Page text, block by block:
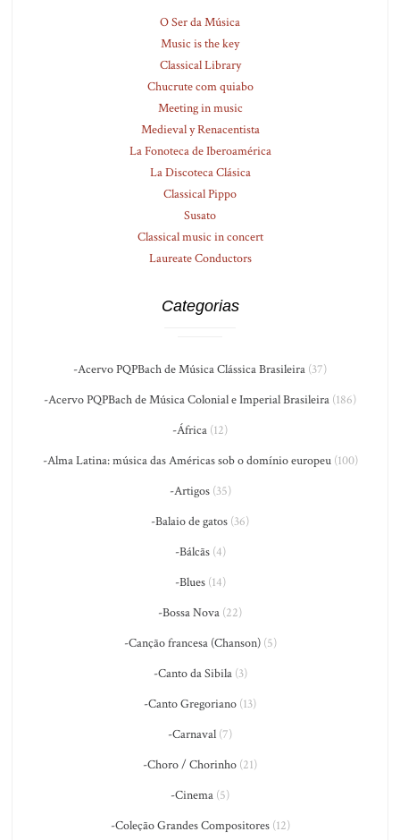
O Ser da Música
Music is the key
Classical Library
Chucrute com quiabo
Meeting in music
Medieval y Renacentista
La Fonoteca de Iberoamérica
La Discoteca Clásica
Classical Pippo
Susato
Classical music in concert
Laureate Conductors
Categorias
-Acervo PQPBach de Música Clássica Brasileira (37)
-Acervo PQPBach de Música Colonial e Imperial Brasileira (186)
-África (12)
-Alma Latina: música das Américas sob o domínio europeu(100)
-Artigos(35)
-Balaio de gatos (36)
-Bálcãs(4)
-Blues(14)
-Bossa Nova (22)
-Canção francesa (Chanson)(5)
-Canto da Sibila(3)
-Canto Gregoriano (13)
-Carnaval (7)
-Choro / Chorinho (21)
-Cinema (5)
-Coleção Grandes Compositores(12)